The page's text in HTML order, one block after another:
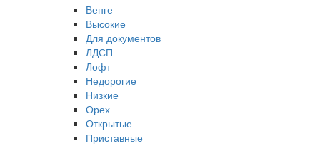
Венге
Высокие
Для документов
ЛДСП
Лофт
Недорогие
Низкие
Орех
Открытые
Приставные